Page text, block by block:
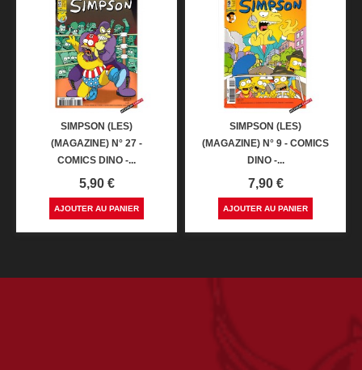
SIMPSON (LES)
(MAGAZINE) N° 27 -
COMICS DINO -...
Prix
5,90 €
AJOUTER AU PANIER
SIMPSON (LES)
(MAGAZINE) N° 9 - COMICS
DINO -...
Prix
7,90 €
AJOUTER AU PANIER